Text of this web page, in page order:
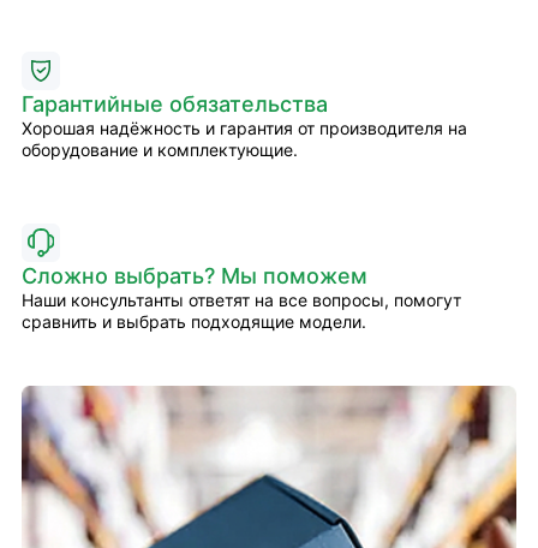
Гарантийные обязательства
Хорошая надёжность и гарантия от производителя на
оборудование и комплектующие.
Сложно выбрать? Мы поможем
Наши консультанты ответят на все вопросы, помогут
сравнить и выбрать подходящие модели.